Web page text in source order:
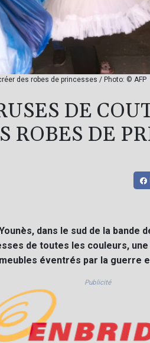
des robes de princesses / Photo: © AFP
DE
ROBES DE
dans le sud de la bande
de toutes les couleurs,
éventrés par la guerre
Publicité